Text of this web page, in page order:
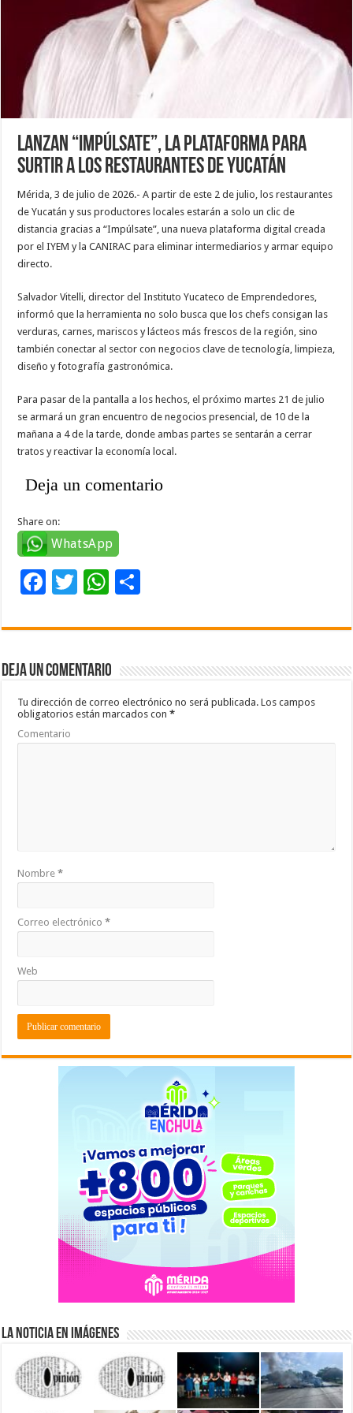
Lanzan “Impúlsate”, la plataforma para
surtir a los restaurantes de Yucatán
Mérida, 3 de julio de 2026.- A partir de este 2 de julio, los restaurantes
de Yucatán y sus productores locales estarán a solo un clic de
distancia gracias a “Impúlsate”, una nueva plataforma digital creada
por el IYEM y la CANIRAC para eliminar intermediarios y armar equipo
directo.
Salvador Vitelli, director del Instituto Yucateco de Emprendedores,
informó que la herramienta no solo busca que los chefs consigan las
verduras, carnes, mariscos y lácteos más frescos de la región, sino
también conectar al sector con negocios clave de tecnología, limpieza,
diseño y fotografía gastronómica.
Para pasar de la pantalla a los hechos, el próximo martes 21 de julio
se armará un gran encuentro de negocios presencial, de 10 de la
mañana a 4 de la tarde, donde ambas partes se sentarán a cerrar
tratos y reactivar la economía local.
Deja un comentario
Share on:
WhatsApp
F
e
b
o
o
k
T
tt
er
W
at
sA
p
p
m
ar
ti
Deja un comentario
Tu dirección de correo electrónico no será publicada. Los campos
obligatorios están marcados con*
Comentario
Nombre*
Correo electrónico*
Web
La Noticia en Imágenes